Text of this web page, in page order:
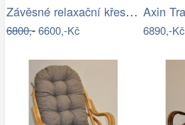
Závěsné relaxační křeslo CANDY
6800,-6600,-Kč 6890,-Kč